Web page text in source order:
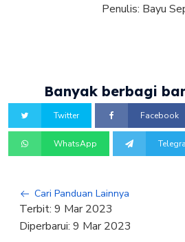
Penulis: Bayu
Banyak berbagi
Twitter Facebook
WhatsApp
Cari Panduan Lainnya
Terbit: 9 Mar 2023
Diperbarui: 9 Mar 2023